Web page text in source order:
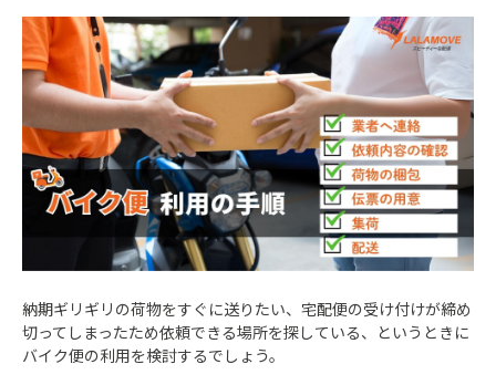
納期ギリギリの荷物をすぐに送りたい、宅配便の受け付けが締め
切ってしまったため依頼できる場所を探している、というときに
バイク便の利用を検討するでしょう。